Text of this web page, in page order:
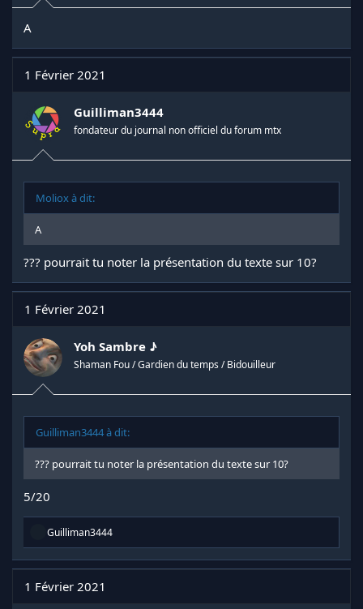
A
1 Février 2021
Guilliman3444
fondateur du journal non officiel du forum mtx
Moliox à dit:
A
??? pourrait tu noter la présentation du texte sur 10?
1 Février 2021
Yoh Sambre ♪
Shaman Fou / Gardien du temps / Bidouilleur
Guilliman3444 à dit:
??? pourrait tu noter la présentation du texte sur 10?
5/20
R
a
c
t
i
Guilliman3444
1 Février 2021